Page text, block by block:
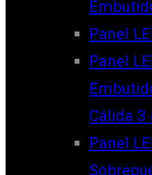
Panel
Panel
Cálida
Panel